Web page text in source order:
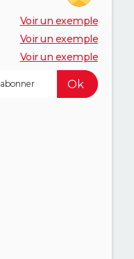
Voir un exemple
Voir un exemple
Voir un exemple